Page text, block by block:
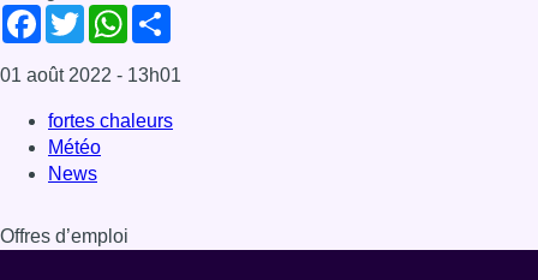
Facebook
TwitterWhatsApp
01 août 2022 - 13h01
fortes chaleurs
Météo
News
Offres d’emploi